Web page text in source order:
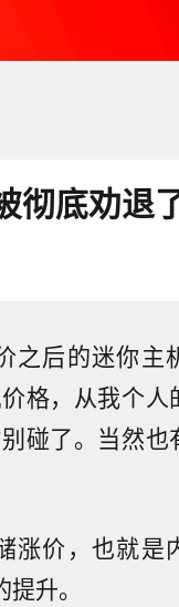
彻底劝退
之后的迷你主
格，从我个人
碰了。当然也
涨价，也就是
升。